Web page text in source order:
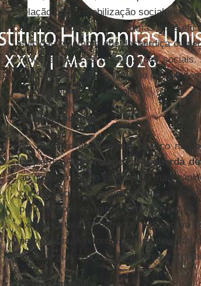
relação pois a mobilização social e a
contrário, podem ser as armas mais
suicida-se sempre que desperdiça ou
movimentos e as organizações
solidária assente no respeito da
e a voracidade do controle.
Reforma política
No Brasil, o atual regime político não
esquerda. Aprioridade da esquerda
ao governo a todo custo ou o mais
curto prazo se eles rapidamente se
política pode exigir a convocação de
exigência terá de enfrentar a poderosa
pelos mídia. A reforma política deve ser
e social que, a prazo, a sustente e a